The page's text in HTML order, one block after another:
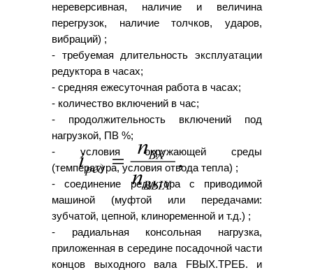
нереверсивная, наличие и величина
перегрузок, наличие толчков, ударов,
вибраций) ;
- требуемая длительность эксплуатации
редуктора в часах;
- средняя ежесуточная работа в часах;
- количество включений в час;
- продолжительность включений под
нагрузкой, ПВ %;
- условия окружающей среды
(температура, условия отвода тепла) ;
- соединение редуктора с приводимой
машиной (муфтой или передачами:
зубчатой, цепной, клиноременной и т.д.) ;
- радиальная консольная нагрузка,
приложенная в середине посадочной части
концов выходного вала FВЫХ.ТРЕБ. и